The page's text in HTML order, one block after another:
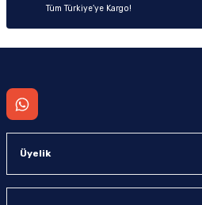
Tüm Türkiye’ye Kargo!
Üyelik